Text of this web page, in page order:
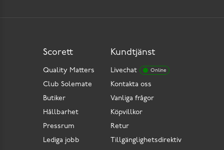
Kundtjänst
Livechat Online
Kontakta oss
Vanliga frågor
Köpvillkor
Retur
Tillgänglighetsdirektiv
Scorett
Quality Matters
Club Solemate
Butiker
Hållbarhet
Pressrum
Lediga jobb